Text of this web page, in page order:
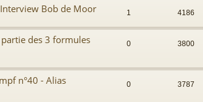
Bob de Moor 1 4186
des 3 formules
0 3800
n°40 - Alias
0 3787